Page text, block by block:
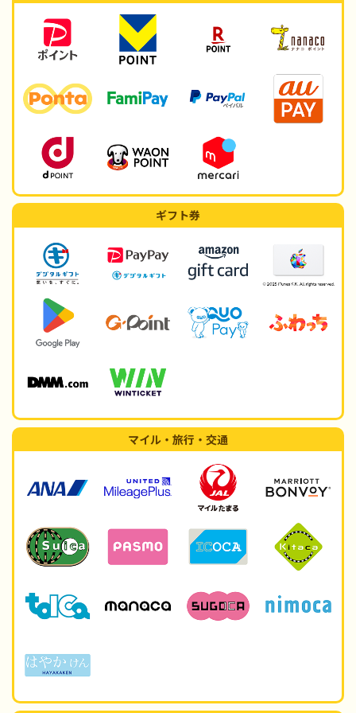
ギフト券
マイル・旅行・交通